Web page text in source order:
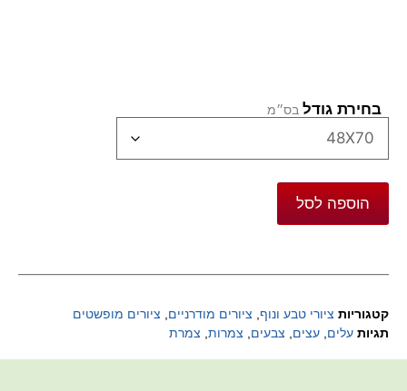
בחירת גודל
הוספה לסל
קטגוריות ציורי טבע ונוף, ציורים מודרניים, ציורים מופשטים
תגיות עלים, עצים, צבעים, צמרות, צמרת